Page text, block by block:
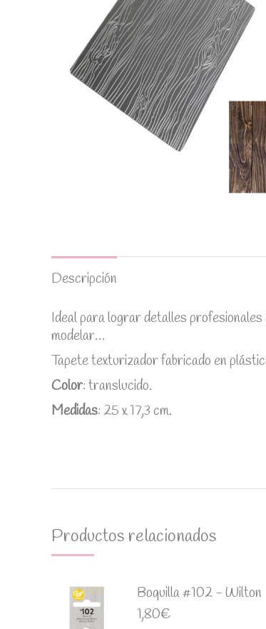
Descripción
Ideal para lograr detalles
modelar…
Tapete texturizador fabricado en
Color: translucido.
Medidas: 25 x 17,3 cm.
Productos relacionados
Boquilla #102 - Wilton
1,80€